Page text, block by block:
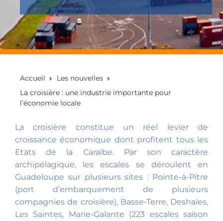
Accueil
Les nouvelles
La croisière : une industrie importante pour
l’économie locale
La croisière constitue un réel levier de
croissance économique dont profitent tous les
Etats de la Caraïbe. Par son caractère
archipélagique, les escales se déroulent en
Guadeloupe sur plusieurs sites : Pointe-à-Pitre
(port d’embarquement de plusieurs
compagnies de croisière), Basse-Terre, Deshaies,
Les Saintes, Marie-Galante (223 escales saison